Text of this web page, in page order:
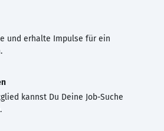
und erhalte Impulse für ein
kannst Du Deine Job-Suche